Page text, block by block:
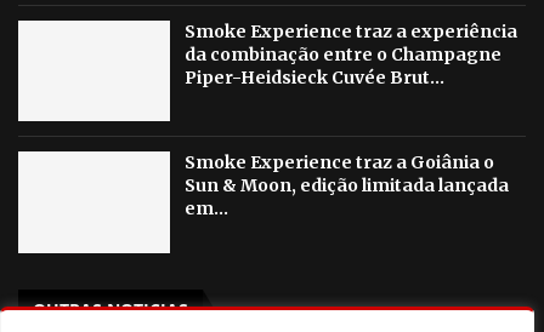
Smoke Experience traz a experiência
da combinação entre o Champagne
Piper-Heidsieck Cuvée Brut...
Smoke Experience traz a Goiânia o
Sun & Moon, edição limitada lançada
em...
OUTRAS NOTICIAS